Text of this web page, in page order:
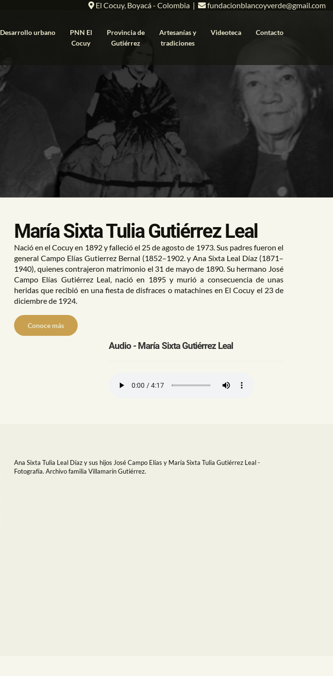
El Cocuy, Boyacá - Colombia | fundacionblancoyverde@gmail.com
Desarrollo urbano
PNN El
Cocuy
Provincia de
Gutiérrez
Artesanías y
tradiciones
Videoteca Contacto
María Sixta Tulia Gutiérrez Leal
Nació en el Cocuy en 1892 y falleció el 25 de agosto de 1973. Sus padres fueron el
general Campo Elías Gutierrez Bernal (1852–1902. y Ana Sixta Leal Díaz (1871–
1940), quienes contrajeron matrimonio el 31 de mayo de 1890. Su hermano José
Campo Elías Gutiérrez Leal, nació en 1895 y murió a consecuencia de unas
heridas que recibió en una fiesta de disfraces o matachines en El Cocuy el 23 de
diciembre de 1924.
Conoce más
Audio - María Sixta Gutiérrez Leal
Ana Sixta Tulia Leal Díaz y sus hijos José Campo Elías y María Sixta Tulia Gutiérrez Leal -
Fotografía. Archivo familia Villamarín Gutiérrez.